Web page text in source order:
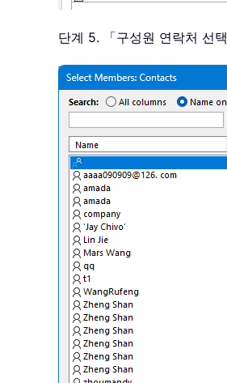
단계 5. 「구성원 연락처 선